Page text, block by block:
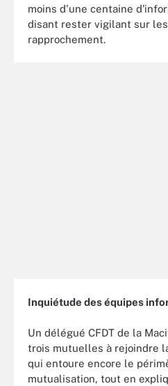
moins d'une centaine
disant rester vigilant sur
rapprochement.
Inquiétude des équipes
Un délégué CFDT de la
trois mutuelles à rejoindre
qui entoure encore le
mutualisation, tout en